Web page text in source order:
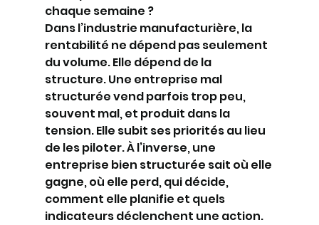
chaque semaine ?
Dans l’industrie manufacturière, la
rentabilité ne dépend pas seulement
du volume. Elle dépend de la
structure. Une entreprise mal
structurée vend parfois trop peu,
souvent mal, et produit dans la
tension. Elle subit ses priorités au lieu
de les piloter. À l’inverse, une
entreprise bien structurée sait où elle
gagne, où elle perd, qui décide,
comment elle planifie et quels
indicateurs déclenchent une action.